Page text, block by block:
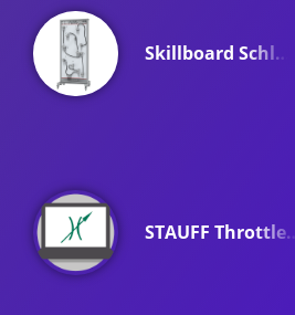
Skillboard Schl…
STAUFF Throttle…